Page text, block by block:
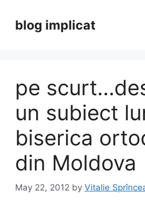
contentblog implicat
pe
un subiect
biserica
din Moldova
May 22, 2012 by Vitalie